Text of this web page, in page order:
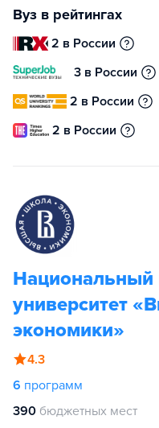
Вуз в рейтингах
2 в России
3 в России
2 в России
2 в России
Национальный
университет
экономики»
4.3
6 программ
390 бюджетных мест